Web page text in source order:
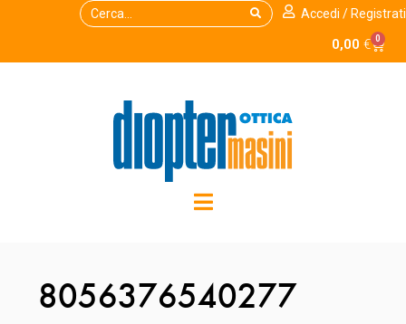
Accedi / Registrati
0,00 € 0
8056376540277